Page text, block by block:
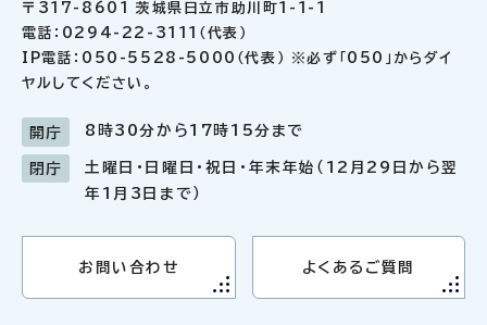
〒317-8601 茨城県日立市助川町1-1-1
電話：0294-22-3111（代表）
IP電話：050-5528-5000（代表） ※必ず「050」からダイ
ヤルしてください。
開庁 8時30分から17時15分まで
閉庁
土曜日・日曜日・祝日・年末年始（12月29日から翌
年1月3日まで）
お問い合わせ よくあるご質問